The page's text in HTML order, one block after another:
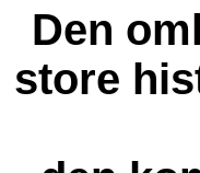
Den
store